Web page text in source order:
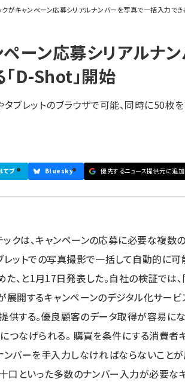
クがキャンペーン応募シリアルナンバーを写真で一括入力でき
ーン応募シリアルナ
D-Shot」開始
ブレットのブラウザで可能、同時に50枚
てブ Bluesky 優先するニュース提供元に追加
クは、キャンペーンの応募に必要な複数
レットでの写真撮影で一括して自動的に
た、と1月17日発表した。自社の検証では
展開するキャンペーンのデジタル化サービ
提供する。優良顧客のデータ取得が容易に
つなげられる。 購買を条件にする消費者
ンバーを手入力しなければならないこと
十口といった多数のナンバー入力が必要な